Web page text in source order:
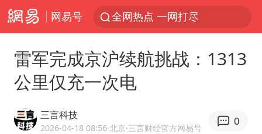
网易号 全网热点 一网打尽
雷军完成京沪续航挑战：1313
公里仅充一次电
三言科技
2026-04-18 08:56·北京·三言财经官方网易号
0